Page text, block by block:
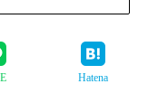
Hatena